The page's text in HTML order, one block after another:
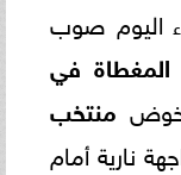
اليوم صوب
المغطاة في
منتخب
نارية أمام